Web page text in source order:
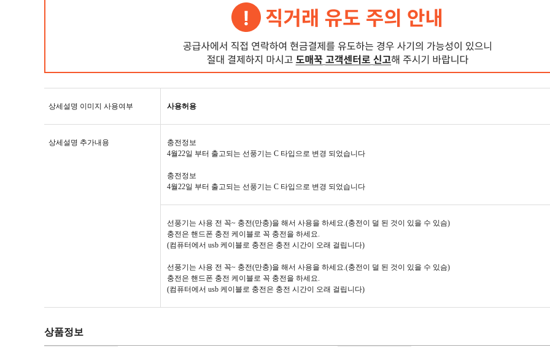
상세설명 이미지 사용여부 사용허용
상세설명 추가내용
충전정보
4월22일 부터 출고되는 선풍기는 C 타입으로 변경 되었습니다
충전정보
4월22일 부터 출고되는 선풍기는 C 타입으로 변경 되었습니다
선풍기는 사용 전 꼭~ 충전(만충)을 해서 사용을 하세요.(충전이 덜 된 것이 있을 수 있슴)
충전은 핸드폰 충전 케이블로 꼭 충전을 하세요.
(컴퓨터에서 usb 케이블로 충전은 충전 시간이 오래 걸립니다)
선풍기는 사용 전 꼭~ 충전(만충)을 해서 사용을 하세요.(충전이 덜 된 것이 있을 수 있슴)
충전은 핸드폰 충전 케이블로 꼭 충전을 하세요.
(컴퓨터에서 usb 케이블로 충전은 충전 시간이 오래 걸립니다)
상품정보